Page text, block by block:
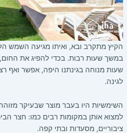
הקיץ מתקרב ובא, ואיתו מגיעה השמש
במשך שעות רבות. בכדי להפיג את
שעות מנוחה בגינתנו היפה, אפשר ואף
לגינה.
השימשיות היו בעבר מוצר שבעיקר
למצוא אותן במקומות רבים כמו: חצר
ציבוריים, מסעדות ובתי קפה.